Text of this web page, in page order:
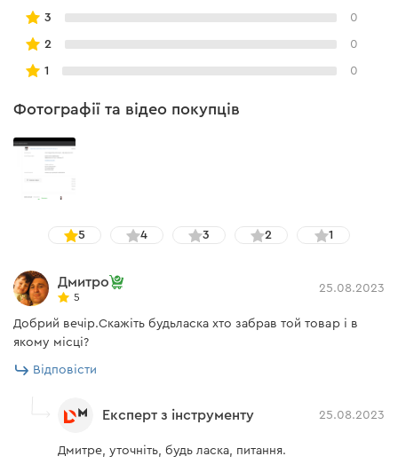
3 0
2 0
1 0
Фотографії та відео покупців
5 4 3 2 1
Дмитро
5
25.08.2023
Добрий вечір.Скажіть будьласка хто забрав той товар і в
якому місці?
Відповісти
Експерт з інструменту 25.08.2023
Дмитре, уточніть, будь ласка, питання.